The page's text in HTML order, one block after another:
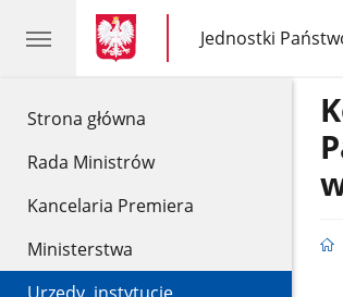
Strona główna
Rada Ministrów
Kancelaria Premiera
Ministerstwa
gov.pl
gov.pl
Jednostki
gov.pl
Jednostki
Państwowej